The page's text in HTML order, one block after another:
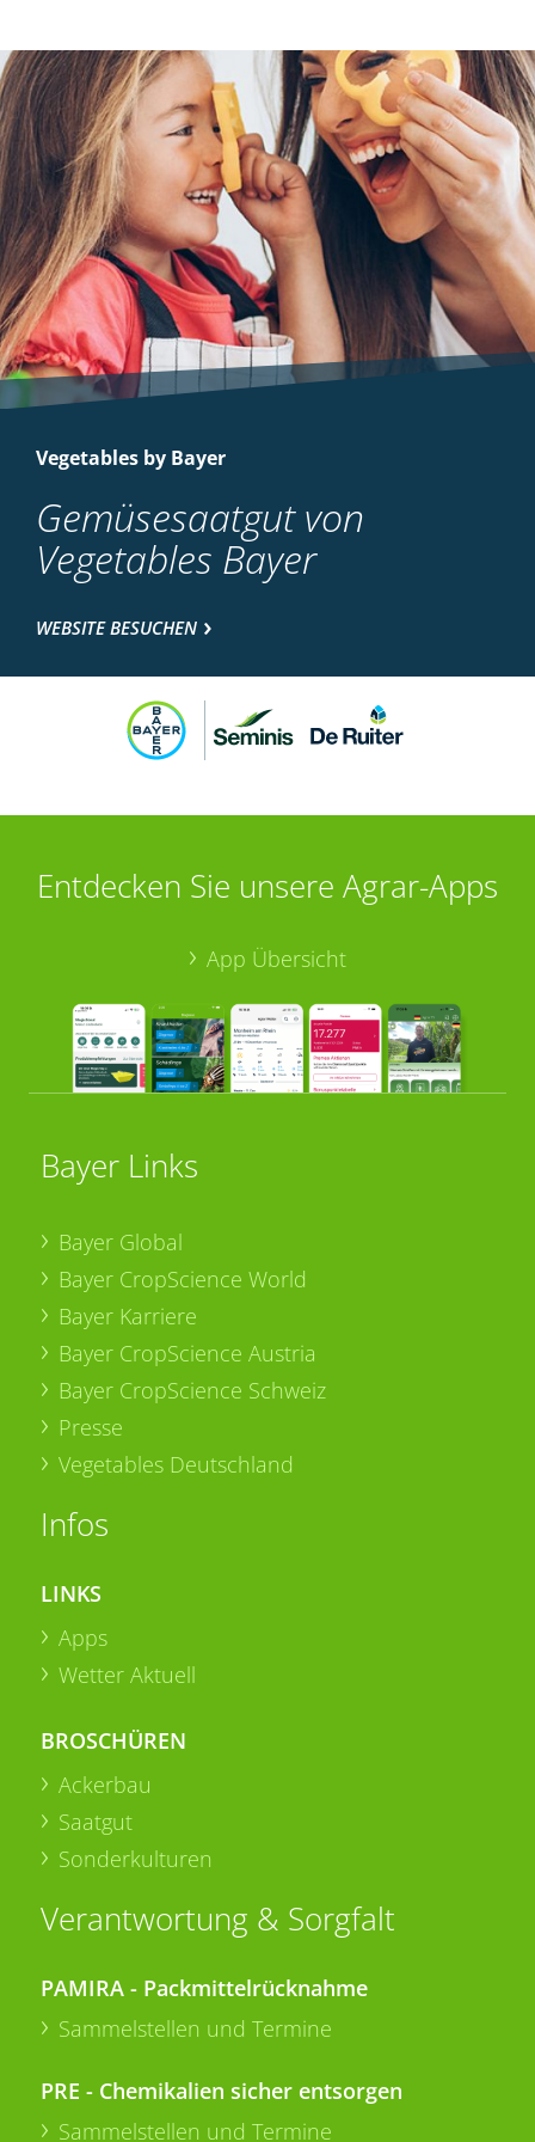
Vegetables by Bayer
Gemüsesaatgut von
Vegetables Bayer
WEBSITE BESUCHEN
Entdecken Sie unsere Agrar-Apps
App Übersicht
Bayer Links
Bayer Global
Bayer CropScience World
Bayer Karriere
Bayer CropScience Austria
Bayer CropScience Schweiz
Presse
Vegetables Deutschland
Infos
LINKS
Apps
Wetter Aktuell
BROSCHÜREN
Ackerbau
Saatgut
Sonderkulturen
Verantwortung & Sorgfalt
PAMIRA - Packmittelrücknahme
Sammelstellen und Termine
PRE - Chemikalien sicher entsorgen
Sammelstellen und Termine